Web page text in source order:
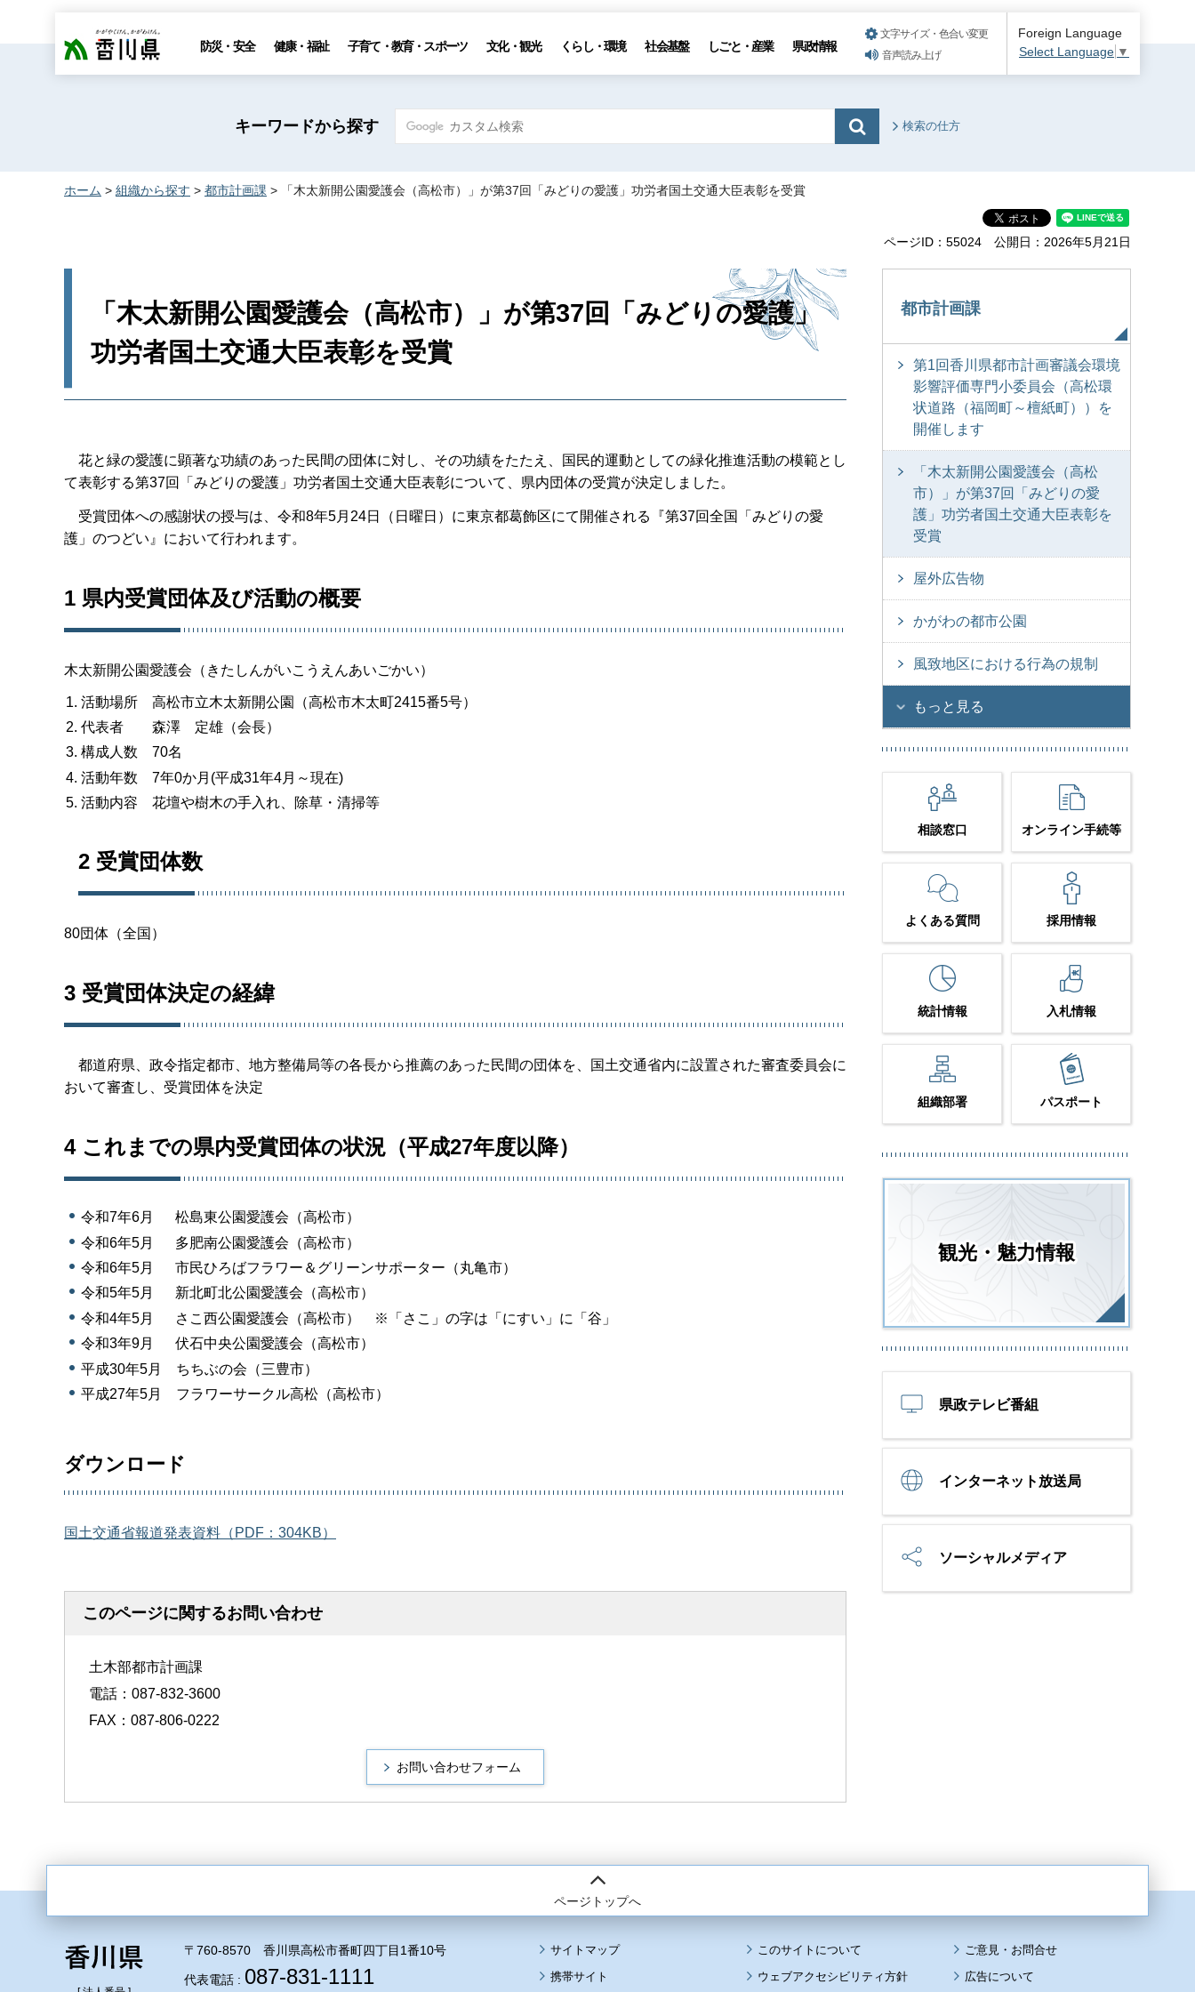
香川県 防災・安全 健康・福祉 子育て・教育・スポーツ 文化・観光 くらし・環境 社会基盤 しごと・産業 県政情報
文字サイズ・色合い変更
音声読み上げ
Foreign Language
Select Language ▼
キーワードから探す 検索の仕方
ホーム > 組織から探す > 都市計画課 > 「木太新開公園愛護会（高松市）」が第37回「みどりの愛護」功労者国土交通大臣表彰を受賞
ページID：55024 公開日：2026年5月21日
「木太新開公園愛護会（高松市）」 が第37回「みどりの愛護」
功労者国土交通大臣表彰を受賞
花と緑の愛護に顕著な功績のあった民間の団体に対し、その功績をたたえ、国民的運動としての緑化推進活動の模範とし
て表彰する第37回「みどりの愛護」功労者国土交通大臣表彰について、県内団体の受賞が決定しました。
受賞団体への感謝状の授与は、令和8年5月24日（日曜日）に東京都葛飾区にて開催される『第37回全国「みどりの愛
護」のつどい』において行われます。
1 県内受賞団体及び活動の概要
木太新開公園愛護会（きたしんがいこうえんあいごかい）
活動場所 高松市立木太新開公園（高松市木太町2415番5号）
代表者 森澤 定雄（会長）
構成人数 70名
活動年数 7年0か月(平成31年4月～現在)
活動内容 花壇や樹木の手入れ、除草・清掃等
2 受賞団体数
80団体（全国）
3 受賞団体決定の経緯
都道府県、政令指定都市、地方整備局等の各長から推薦のあった民間の団体を、国土交通省内に設置された審査委員会に
おいて審査し、受賞団体を決定
4 これまでの県内受賞団体の状況（平成27年度以降）
令和7年6月 松島東公園愛護会（高松市）
令和6年5月 多肥南公園愛護会（高松市）
令和6年5月 市民ひろばフラワー＆グリーンサポーター（丸亀市）
令和5年5月 新北町北公園愛護会（高松市）
令和4年5月 さこ西公園愛護会（高松市） ※「さこ」の字は「にすい」に「谷」
令和3年9月 伏石中央公園愛護会（高松市）
平成30年5月 ちちぶの会（三豊市）
平成27年5月 フラワーサークル高松（高松市）
ダウンロード
国土交通省報道発表資料（PDF：304KB）
このページに関するお問い合わせ
土木部都市計画課
電話：087-832-3600
FAX：087-806-0222
都市計画課
第1回香川県都市計画審議会環境
影響評価専門小委員会（高松環
状道路（福岡町～檀紙町））を
開催します
「木太新開公園愛護会（高松
市）」が第37回「みどりの愛
護」功労者国土交通大臣表彰を
受賞
屋外広告物
かがわの都市公園
風致地区における行為の規制
もっと見る
相談窓口 オンライン手続等
よくある質問 採用情報
統計情報 入札情報
組織部署 パスポート
観光・魅力情報
県政テレビ番組
インターネット放送局
ソーシャルメディア
ページトップへ
〒760-8570 香川県高松市番町四丁目1番10号
代表電話 : 087-831-1111
サイトマップ
このサイトについて
携帯サイト
ウェブアクセシビリティ方針 広告について